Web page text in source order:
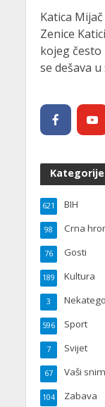
Katica
Zenice
kojeg
se dešava u
Kategorije
BIH
621
Crna
98
Gosti
76
Kultura
189
3
Sport
596
Svijet
7
Vaši
67
Zabava
104